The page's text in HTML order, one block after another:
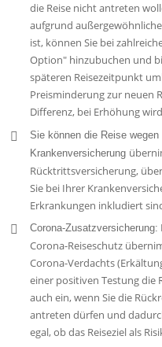
die Reise nicht antreten
aufgrund
ist, können Sie bei
Option" hinzubuchen und
späteren Reisezeitpunkt
Preisminderung zur neuen
Differenz, bei Erhöhung
Sie können die Reise
Krankenversicherung
Rücktrittsversicherung,
Sie bei Ihrer
Erkrankungen inkludiert
Corona-Zusatzversicherung:
Corona-Reiseschutz
Corona-Verdachts
einer positiven Testung die
auch ein, wenn Sie die
antreten dürfen und
egal, ob das Reiseziel als